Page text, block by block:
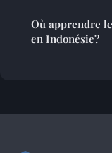
Où apprendre
en Indonésie?